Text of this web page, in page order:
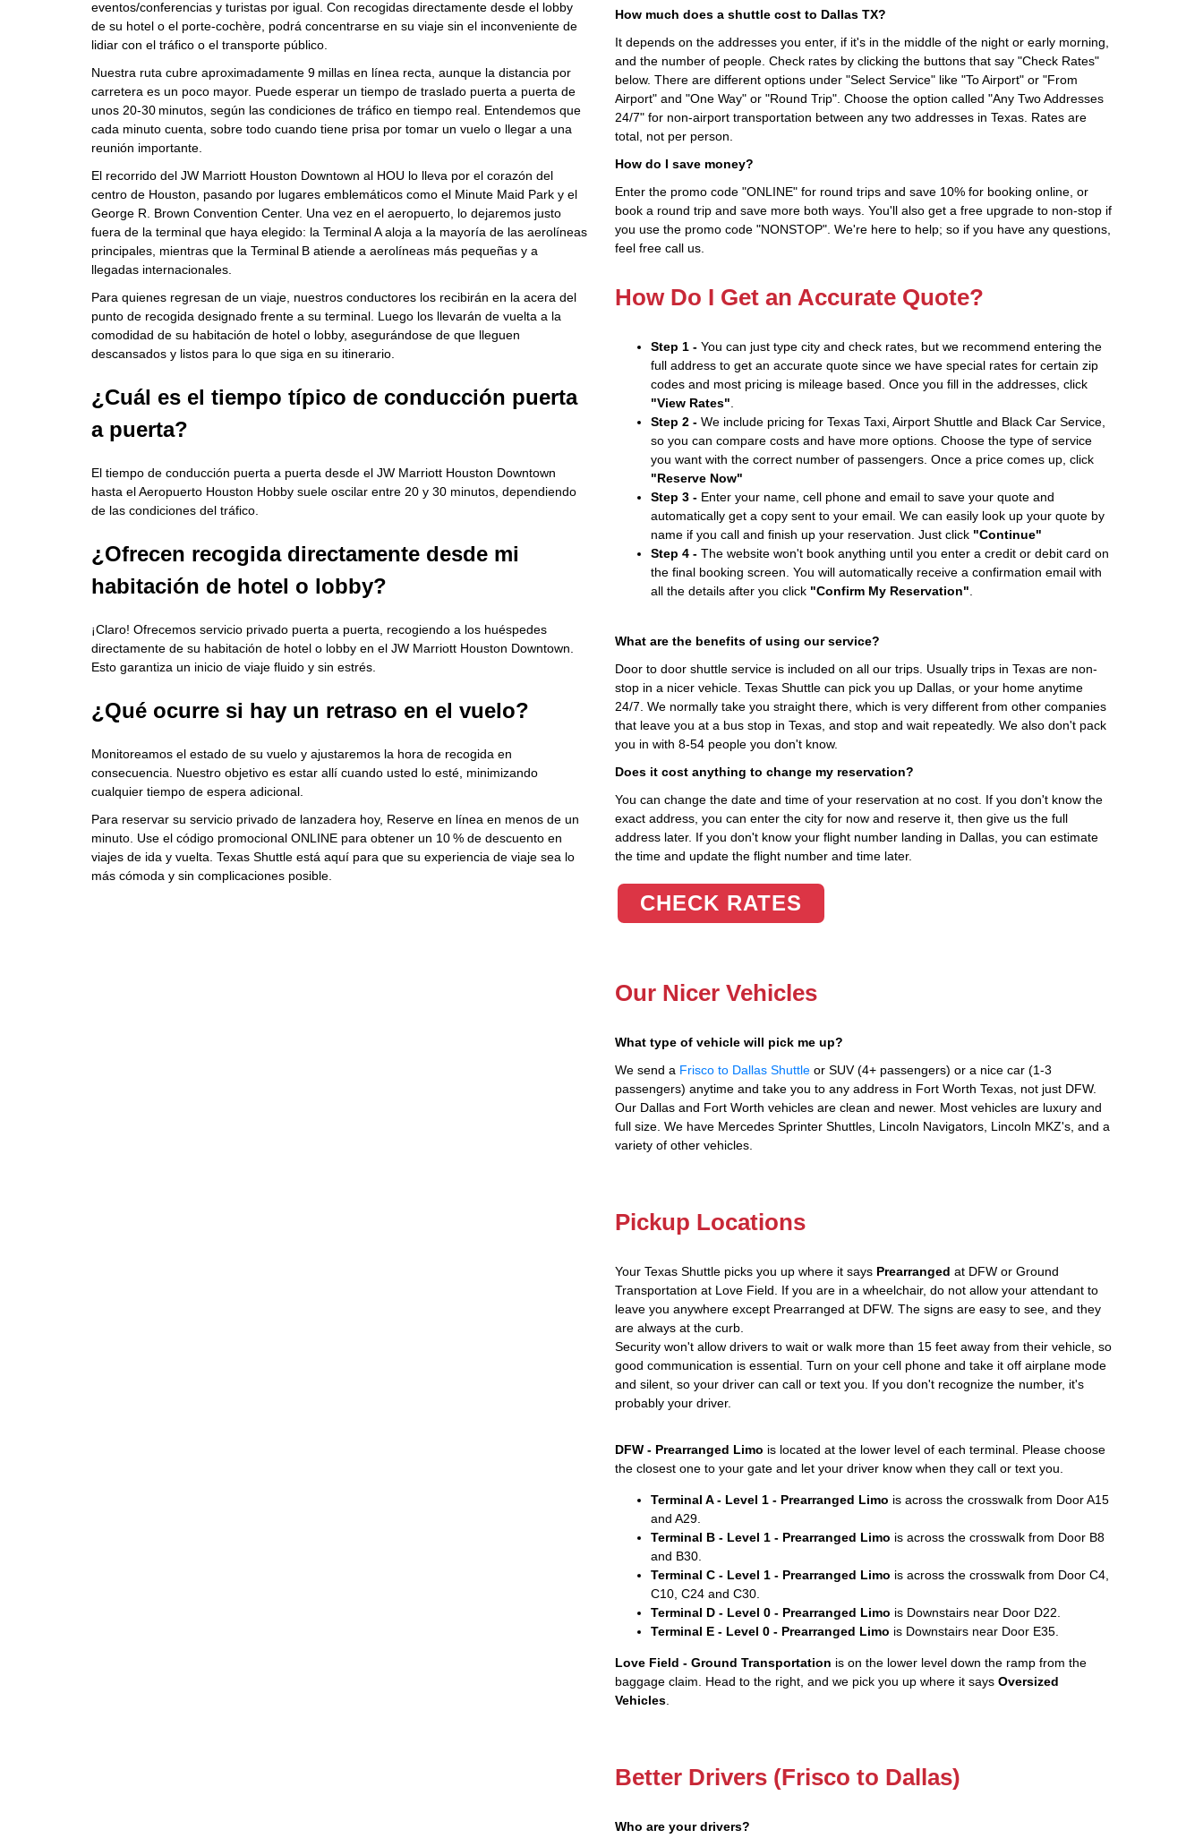
eventos/conferencias y turistas por igual. Con recogidas directamente desde el lobby
de su hotel o el porte‑cochère, podrá concentrarse en su viaje sin el inconveniente de
lidiar con el tráfico o el transporte público.
Nuestra ruta cubre aproximadamente 9 millas en línea recta, aunque la distancia por
carretera es un poco mayor. Puede esperar un tiempo de traslado puerta a puerta de
unos 20‑30 minutos, según las condiciones de tráfico en tiempo real. Entendemos que
cada minuto cuenta, sobre todo cuando tiene prisa por tomar un vuelo o llegar a una
reunión importante.
El recorrido del JW Marriott Houston Downtown al HOU lo lleva por el corazón del
centro de Houston, pasando por lugares emblemáticos como el Minute Maid Park y el
George R. Brown Convention Center. Una vez en el aeropuerto, lo dejaremos justo
fuera de la terminal que haya elegido: la Terminal A aloja a la mayoría de las aerolíneas
principales, mientras que la Terminal B atiende a aerolíneas más pequeñas y a
llegadas internacionales.
Para quienes regresan de un viaje, nuestros conductores los recibirán en la acera del
punto de recogida designado frente a su terminal. Luego los llevarán de vuelta a la
comodidad de su habitación de hotel o lobby, asegurándose de que lleguen
descansados y listos para lo que siga en su itinerario.
¿Cuál es el tiempo típico de conducción puerta
a puerta?
El tiempo de conducción puerta a puerta desde el JW Marriott Houston Downtown
hasta el Aeropuerto Houston Hobby suele oscilar entre 20 y 30 minutos, dependiendo
de las condiciones del tráfico.
¿Ofrecen recogida directamente desde mi
habitación de hotel o lobby?
¡Claro! Ofrecemos servicio privado puerta a puerta, recogiendo a los huéspedes
directamente de su habitación de hotel o lobby en el JW Marriott Houston Downtown.
Esto garantiza un inicio de viaje fluido y sin estrés.
¿Qué ocurre si hay un retraso en el vuelo?
Monitoreamos el estado de su vuelo y ajustaremos la hora de recogida en
consecuencia. Nuestro objetivo es estar allí cuando usted lo esté, minimizando
cualquier tiempo de espera adicional.
Para reservar su servicio privado de lanzadera hoy, Reserve en línea en menos de un
minuto. Use el código promocional ONLINE para obtener un 10 % de descuento en
viajes de ida y vuelta. Texas Shuttle está aquí para que su experiencia de viaje sea lo
más cómoda y sin complicaciones posible.
How much does a shuttle cost to Dallas TX?
It depends on the addresses you enter, if it's in the middle of the night or early morning,
and the number of people. Check rates by clicking the buttons that say "Check Rates"
below. There are different options under "Select Service" like "To Airport" or "From
Airport" and "One Way" or "Round Trip". Choose the option called "Any Two Addresses
24/7" for non-airport transportation between any two addresses in Texas. Rates are
total, not per person.
How do I save money?
Enter the promo code "ONLINE" for round trips and save 10% for booking online, or
book a round trip and save more both ways. You'll also get a free upgrade to non-stop if
you use the promo code "NONSTOP". We're here to help; so if you have any questions,
feel free call us.
How Do I Get an Accurate Quote?
Step 1 -You can just type city and check rates, but we recommend entering the
full address to get an accurate quote since we have special rates for certain zip
codes and most pricing is mileage based. Once you fill in the addresses, click
"View Rates"
Step 2 -We include pricing for Texas Taxi, Airport Shuttle and Black Car Service,
so you can compare costs and have more options. Choose the type of service
you want with the correct number of passengers. Once a price comes up, click
"Reserve Now"
Step 3 -Enter your name, cell phone and email to save your quote and
automatically get a copy sent to your email. We can easily look up your quote by
name if you call and finish up your reservation. Just click "Continue"
Step 4 -The website won't book anything until you enter a credit or debit card on
the final booking screen. You will automatically receive a confirmation email with
all the details after you click "Confirm My Reservation"
What are the benefits of using our service?
Door to door shuttle service is included on all our trips. Usually trips in Texas are non-
stop in a nicer vehicle. Texas Shuttle can pick you up Dallas, or your home anytime
24/7. We normally take you straight there, which is very different from other companies
that leave you at a bus stop in Texas, and stop and wait repeatedly. We also don't pack
you in with 8-54 people you don't know.
Does it cost anything to change my reservation?
You can change the date and time of your reservation at no cost. If you don't know the
exact address, you can enter the city for now and reserve it, then give us the full
address later. If you don't know your flight number landing in Dallas, you can estimate
the time and update the flight number and time later.
CHECK RATES
Our Nicer Vehicles
What type of vehicle will pick me up?
We send a Frisco to Dallas Shuttleor SUV (4+ passengers) or a nice car (1-3
passengers) anytime and take you to any address in Fort Worth Texas, not just DFW.
Our Dallas and Fort Worth vehicles are clean and newer. Most vehicles are luxury and
full size. We have Mercedes Sprinter Shuttles, Lincoln Navigators, Lincoln MKZ's, and a
variety of other vehicles.
Pickup Locations
Your Texas Shuttle picks you up where it says Prearranged at DFW or Ground
Transportation at Love Field. If you are in a wheelchair, do not allow your attendant to
leave you anywhere except Prearranged at DFW. The signs are easy to see, and they
are always at the curb.
Security won't allow drivers to wait or walk more than 15 feet away from their vehicle, so
good communication is essential. Turn on your cell phone and take it off airplane mode
and silent, so your driver can call or text you. If you don't recognize the number, it's
probably your driver.
DFW - Prearranged Limo is located at the lower level of each terminal. Please choose
the closest one to your gate and let your driver know when they call or text you.
Terminal A - Level 1 - Prearranged Limo is across the crosswalk from Door A15
and A29.
Terminal B - Level 1 - Prearranged Limo is across the crosswalk from Door B8
and B30.
Terminal C - Level 1 - Prearranged Limo is across the crosswalk from Door C4,
C10, C24 and C30.
Terminal D - Level 0 - Prearranged Limo is Downstairs near Door D22.
Terminal E - Level 0 - Prearranged Limo is Downstairs near Door E35.
Love Field - Ground Transportation is on the lower level down the ramp from the
baggage claim. Head to the right, and we pick you up where it says Oversized
Vehicles.
Better Drivers (Frisco to Dallas)
Who are your drivers?